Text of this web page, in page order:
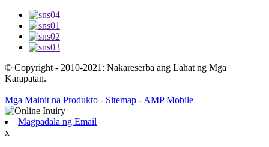
© Copyright - 2010-2021: Nakareserba ang Lahat ng Mga
Karapatan.
Mga Mainit na Produkto - Sitemap - AMP Mobile
Magpadala ng Email
x